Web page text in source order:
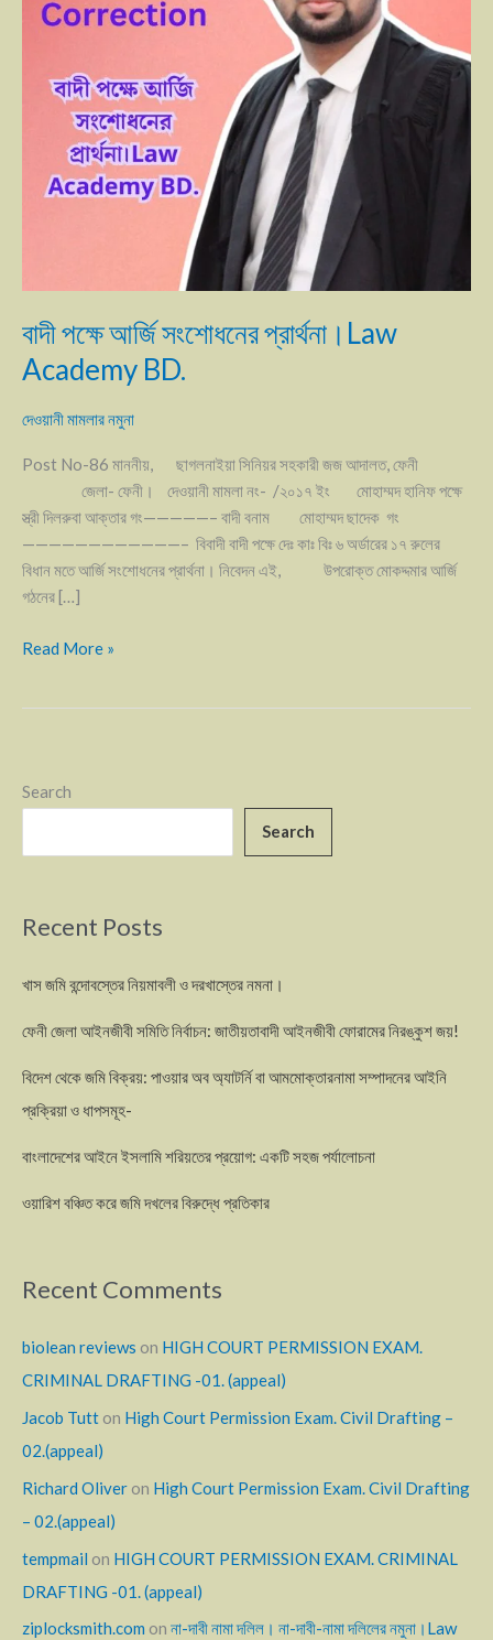
বাদী পক্ষে আর্জি সংশোধনের প্রার্থনা।Law
Academy BD.
দেওয়ানী মামলার নমুনা
Post No-86 মাননীয়, ছাগলনাইয়া সিনিয়র সহকারী জজ আদালত, ফেনী
জেলা- ফেনী। দেওয়ানী মামলা নং- /২০১৭ ইং মোহাম্মদ হানিফ পক্ষে
স্ত্রী দিলরুবা আক্তার গং—————– বাদী বনাম মোহাম্মদ ছাদেক গং
————————————– বিবাদী বাদী পক্ষে দেঃ কাঃ বিঃ ৬ অর্ডারের ১৭ রুলের
বিধান মতে আর্জি সংশোধনের প্রার্থনা। নিবেদন এই, উপরোক্ত মোকদ্দমার আর্জি
গঠনের […]
Academy
Read More »
Search
Search
Recent Posts
খাস জমি বন্দোবস্তের নিয়মাবলী ও দরখাস্তের নমনা।
ফেনী জেলা আইনজীবী সমিতি নির্বাচন: জাতীয়তাবাদী আইনজীবী ফোরামের নিরঙ্কুশ জয়!
বিদেশ থেকে জমি বিক্রয়: পাওয়ার অব অ্যাটর্নি বা আমমোক্তারনামা সম্পাদনের আইনি
প্রক্রিয়া ও ধাপসমূহ-
বাংলাদেশের আইনে ইসলামি শরিয়তের প্রয়োগ: একটি সহজ পর্যালোচনা
ওয়ারিশ বঞ্চিত করে জমি দখলের বিরুদ্ধে প্রতিকার
Recent Comments
biolean reviews on HIGH COURT PERMISSION EXAM.
CRIMINAL DRAFTING -01. (appeal)
Jacob Tutt on High Court Permission Exam. Civil Drafting –
02.(appeal)
Richard Oliver on High Court Permission Exam. Civil Drafting
– 02.(appeal)
tempmail on HIGH COURT PERMISSION EXAM. CRIMINAL
DRAFTING -01. (appeal)
ziplocksmith.com on না-দাবী নামা দলিল। না-দাবী-নামা দলিলের নমুনা।Law